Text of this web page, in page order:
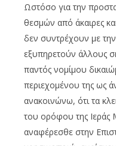
Ωστόσο για την
θεσμών από άκαιρες
δεν συντρέχουν με
εξυπηρετούν άλλους
παντός νομίμου
περιεχομένου της ως
ανακοινώνω, ότι τα
του ορόφου της
αναφέρεσθε στην